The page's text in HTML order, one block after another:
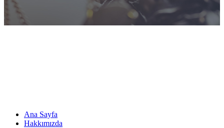
Ana Sayfa
Hakkımızda